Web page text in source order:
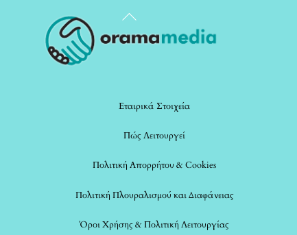
Back
To
Εταιρικά Στοιχεία
Πώς Λειτουργεί
Πολιτική Απορρήτου & Cookies
Πολιτική Πλουραλισμού και Διαφάνειας
Όροι Χρήσης & Πολιτική Λειτουργίας